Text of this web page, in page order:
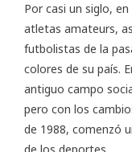
Por casi un siglo,
atletas amateurs,
futbolistas de la
colores de su país.
antiguo campo
pero con los
de 1988, comenzó